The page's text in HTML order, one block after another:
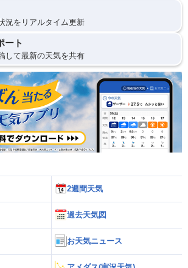
況をリアルタイム更新
ート
して最新の天気を共有
2週間天気
過去天気図
お天気ニュース